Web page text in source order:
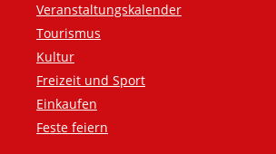
Veranstaltungskalender
Tourismus
Kultur
Freizeit und Sport
Einkaufen
Feste feiern